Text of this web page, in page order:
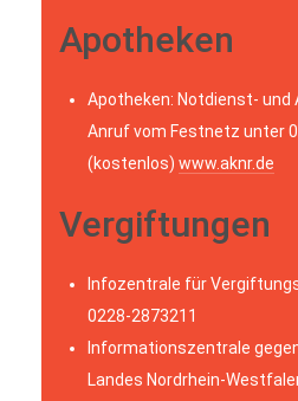
Apotheken
Apotheken: Notdienst-
Anruf vom Festnetz unter
(kostenlos) www.aknr.de
Vergiftungen
Infozentrale für
0228-2873211
Informationszentrale
Landes Nordrhein-